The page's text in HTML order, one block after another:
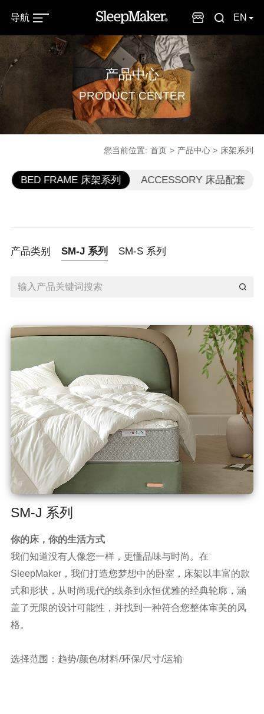
导航 EN
产品中心
PRODUCT CENTER
您当前位置: 首页 产品中心 床架系列
BED FRAME 床架系列 ACCESSORY 床品配套
产品类别 SM-J 系列 SM-S 系列
SM-J 系列
你的床，你的生活方式
我们知道没有人像您一样，更懂品味与时尚。在
SleepMaker，我们打造您梦想中的卧室，床架以丰富的款
式和形状，从时尚现代的线条到永恒优雅的经典轮廓，涵
盖了无限的设计可能性，并找到一种符合您整体审美的风
格。
选择范围：趋势/颜色/材料/环保/尺寸/运输